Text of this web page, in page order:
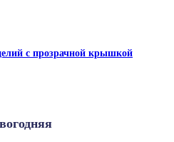
с прозрачной крышкой